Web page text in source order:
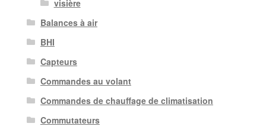
visière
Balances à air
BHI
Capteurs
Commandes au volant
Commandes de chauffage de climatisation
Commutateurs